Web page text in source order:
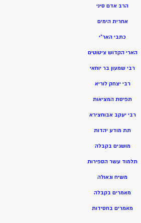
הרב אדם סיני
אחרית הימים
כתבי האר”י
הארי הקדוש ציטוטים
רבי שמעון בר יוחאי
רבי יצחק לוריא
תפיסת המציאות
רבי יעקב אבוחצירא
תת מודע יהדות
מושגים בקבלה
תלמוד עשר הספירות
משיח וגאולה
מאמרים בקבלה
מאמרים בחסידות